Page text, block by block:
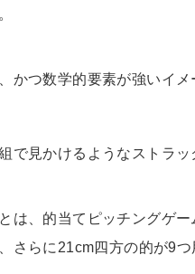
かつ数学的要素が強いイ
で見かけるようなストラ
は、的当てピッチングゲー
さらに21cm四方の的が9つ